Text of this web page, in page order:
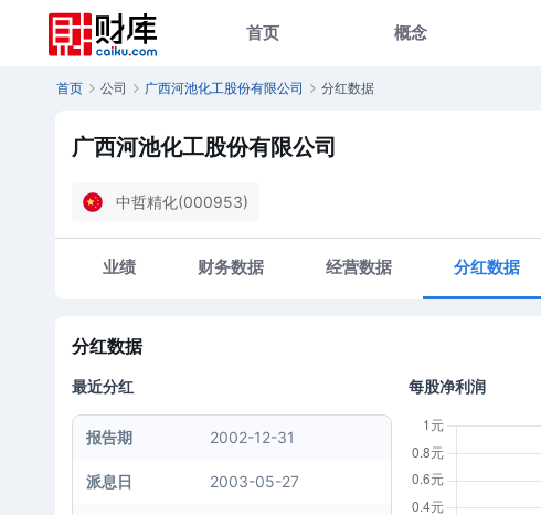
首页 概念
首页 公司 广西河池化工股份有限公司 分红数据
广西河池化工股份有限公司
中哲精化(000953)
业绩 财务数据 经营数据 分红数据
分红数据
最近分红
报告期 2002-12-31
派息日 2003-05-27
每股净利润